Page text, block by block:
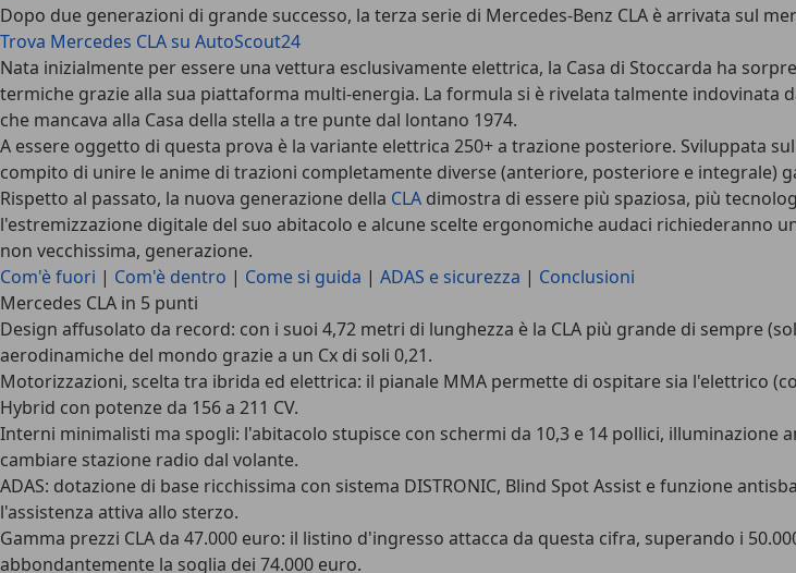
Dopo due generazioni di grande successo, la terza serie di Mercedes-Benz CLA è arrivata sul
Trova Mercedes CLA su AutoScout24
Nata inizialmente per essere una vettura esclusivamente elettrica, la Casa di Stoccarda ha
termiche grazie alla sua piattaforma multi-energia. La formula si è rivelata talmente
che mancava alla Casa della stella a tre punte dal lontano 1974.
A essere oggetto di questa prova è la variante elettrica 250+ a trazione posteriore. Sviluppata
compito di unire le anime di trazioni completamente diverse (anteriore, posteriore e integrale)
Rispetto al passato, la nuova generazione della CLA dimostra di essere più spaziosa, più
l'estremizzazione digitale del suo abitacolo e alcune scelte ergonomiche audaci richiederanno
non vecchissima, generazione.
Com'è fuori | Com'è dentro | Come si guida | ADAS e sicurezza | Conclusioni
Mercedes CLA in 5 punti
Design affusolato da record: con i suoi 4,72 metri di lunghezza è la CLA più grande di sempre
aerodinamiche del mondo grazie a un Cx di soli 0,21.
Motorizzazioni, scelta tra ibrida ed elettrica: il pianale MMA permette di ospitare sia l'elettrico
Hybrid con potenze da 156 a 211 CV.
Interni minimalisti ma spogli: l'abitacolo stupisce con schermi da 10,3 e 14 pollici,
cambiare stazione radio dal volante.
ADAS: dotazione di base ricchissima con sistema DISTRONIC, Blind Spot Assist e funzione
l'assistenza attiva allo sterzo.
Gamma prezzi CLA da 47.000 euro: il listino d'ingresso attacca da questa cifra, superando i
abbondantemente la soglia dei 74.000 euro.